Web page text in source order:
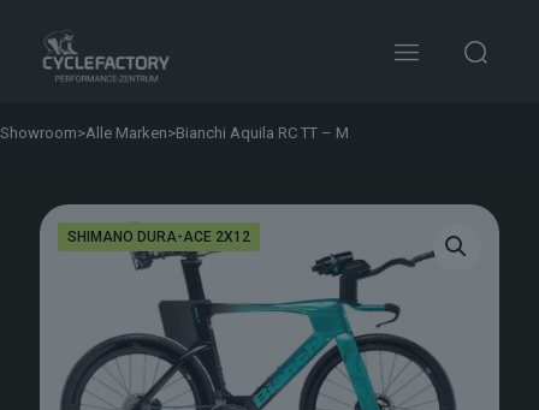
Showroom>Alle Marken>Bianchi Aquila RC TT – M
SHIMANO DURA-ACE 2X12